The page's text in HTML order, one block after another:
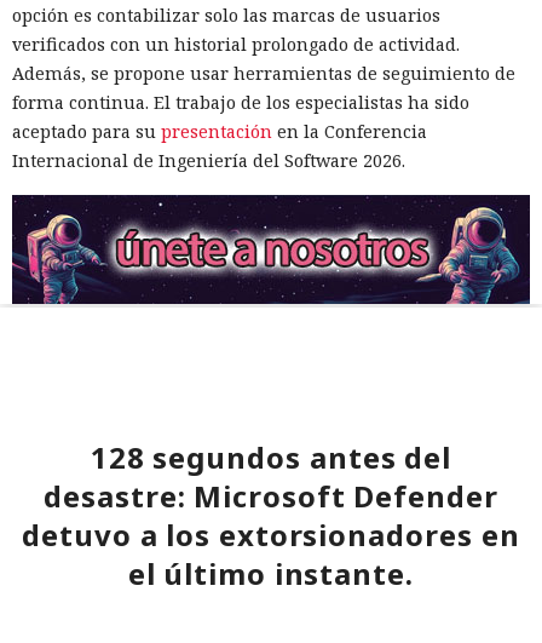
opción es contabilizar solo las marcas de usuarios
verificados con un historial prolongado de actividad.
Además, se propone usar herramientas de seguimiento de
forma continua. El trabajo de los especialistas ha sido
aceptado para su presentación en la Conferencia
Internacional de Ingeniería del Software 2026.
128 segundos antes del
desastre: Microsoft Defender
detuvo a los extorsionadores en
el último instante.